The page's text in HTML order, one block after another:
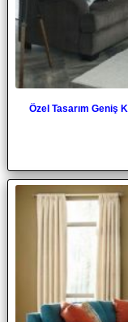
Özel Tasarım Geniş